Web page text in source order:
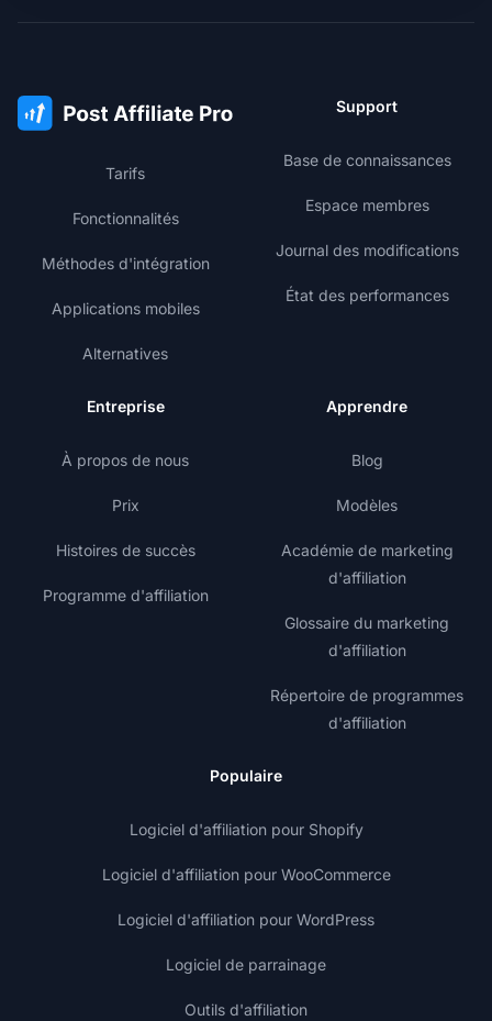
Tarifs
Fonctionnalités
Méthodes d'intégration
Applications mobiles
Alternatives
Support
Base de connaissances
Espace membres
Journal des modifications
État des performances
Entreprise
À propos de nous
Prix
Histoires de succès
Programme d'affiliation
Apprendre
Blog
Modèles
Académie de marketing
d'affiliation
Glossaire du marketing
d'affiliation
Répertoire de programmes
d'affiliation
Populaire
Logiciel d'affiliation pour Shopify
Logiciel d'affiliation pour WooCommerce
Logiciel d'affiliation pour WordPress
Logiciel de parrainage
Outils d'affiliation